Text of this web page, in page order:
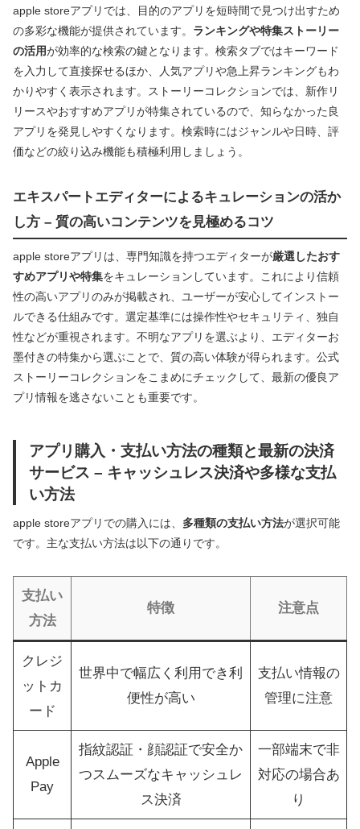
apple storeアプリでは、目的のアプリを短時間で見つけ出すため
の多彩な機能が提供されています。 ランキングや特集ストーリー
の活用が効率的な検索の鍵となります。検索タブではキーワード
を入力して直接探せるほか、人気アプリや急上昇ランキングもわ
かりやすく表示されます。ストーリーコレクションでは、新作リ
リースやおすすめアプリが特集されているので、知らなかった良
アプリを発見しやすくなります。検索時にはジャンルや日時、評
価などの絞り込み機能も積極利用しましょう。
エキスパートエディターによるキュレーションの活か
し方 – 質の高いコンテンツを見極めるコツ
apple storeアプリは、専門知識を持つエディターが厳選したおす
すめアプリや特集をキュレーションしています。これにより信頼
性の高いアプリのみが掲載され、ユーザーが安心してインストー
ルできる仕組みです。選定基準には操作性やセキュリティ、独自
性などが重視されます。不明なアプリを選ぶより、エディターお
墨付きの特集から選ぶことで、質の高い体験が得られます。公式
ストーリーコレクションをこまめにチェックして、最新の優良ア
プリ情報を逃さないことも重要です。
アプリ購入・支払い方法の種類と最新の決済
サービス – キャッシュレス決済や多様な支払
い方法
apple storeアプリでの購入には、 多種類の支払い方法が選択可能
です。主な支払い方法は以下の通りです。
支払い
方法
特徴 注意点
クレジ
ットカ
ード
世界中で幅広く利用でき利
便性が高い
支払い情報の
管理に注意
Apple
Pay
指紋認証・顔認証で安全か
つスムーズなキャッシュレ
ス決済
一部端末で非
対応の場合あ
り